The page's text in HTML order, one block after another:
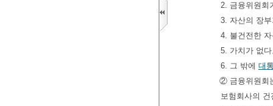
2. 금융위원회
3. 자산의 장
4. 불건전한
5. 가치가 없
6. 그 밖에 대
② 금융위원회
보험회사의